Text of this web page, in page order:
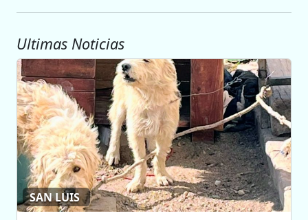
Ultimas Noticias
SAN LUIS